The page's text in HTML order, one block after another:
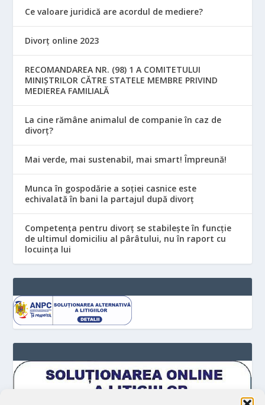
Ce valoare juridică are acordul de mediere?
Divorț online 2023
RECOMANDAREA NR. (98) 1 A COMITETULUI
MINIŞTRILOR CĂTRE STATELE MEMBRE PRIVIND
MEDIEREA FAMILIALĂ
La cine rămâne animalul de companie în caz de
divorț?
Mai verde, mai sustenabil, mai smart! Împreună!
Munca în gospodărie a soției casnice este
echivalată în bani la partajul după divorț
Competența pentru divorț se stabilește în funcție
de ultimul domiciliu al pârâtului, nu în raport cu
locuinţa lui